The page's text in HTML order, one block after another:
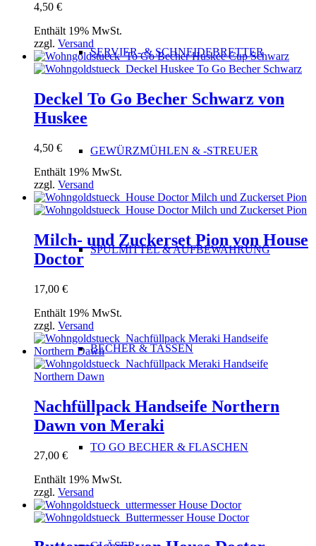
SERVIER- & SCHNEIDEBRETTER
GEWÜRZMÜHLEN & -STREUER
SPÜLMITTEL & AUFBEWAHRUNG
BECHER & TASSEN
TO GO BECHER & FLASCHEN
4,50 €
Enthält 19% MwSt.
zzgl. Versand
Deckel To Go Becher Schwarz von
Huskee
4,50 €
Enthält 19% MwSt.
zzgl. Versand
Milch- und Zuckerset Pion von House
Doctor
17,00 €
Enthält 19% MwSt.
zzgl. Versand
Nachfüllpack Handseife Northern
Dawn von Meraki
27,00 €
Enthält 19% MwSt.
zzgl. Versand